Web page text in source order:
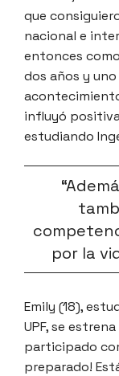
que
nacional e
entonces
dos años y
influyó
estudiando
por la
Emily (18),
UPF, se
participado
preparado!